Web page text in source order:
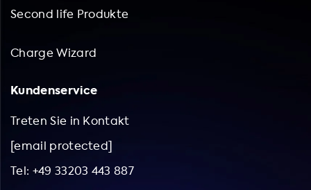
Second life Produkte
Charge Wizard
Kundenservice
Treten Sie in Kontakt
[email protected]
Tel: +49 33203 443 887